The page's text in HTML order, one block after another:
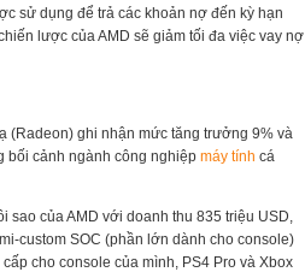
sử dụng để trả các khoản nợ đến kỳ hạn
lược của AMD sẽ giảm tối đa việc vay nợ
(Radeon) ghi nhận mức tăng trưởng 9% và
bối cảnh ngành công nghiệp máy tính cá
sao của AMD với doanh thu 835 triệu USD,
custom SOC (phần lớn dành cho console)
cho console của mình, PS4 Pro và Xbox